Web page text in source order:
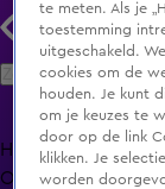
Zoeken
HomeUitzending
Oranjezomer
te meten. Als je
toestemming
uitgeschakeld.
cookies om de
houden. Je kunt
om je keuzes te
door op de link
klikken. Je
worden